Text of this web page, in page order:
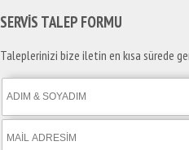
SERVİS TALEP FORMU
Taleplerinizi bize iletin en kısa sürede